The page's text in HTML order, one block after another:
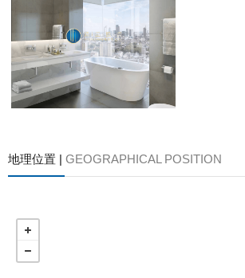
地理位置 | GEOGRAPHICAL POSITION